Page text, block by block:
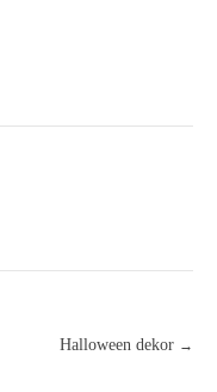
Halloween dekor →